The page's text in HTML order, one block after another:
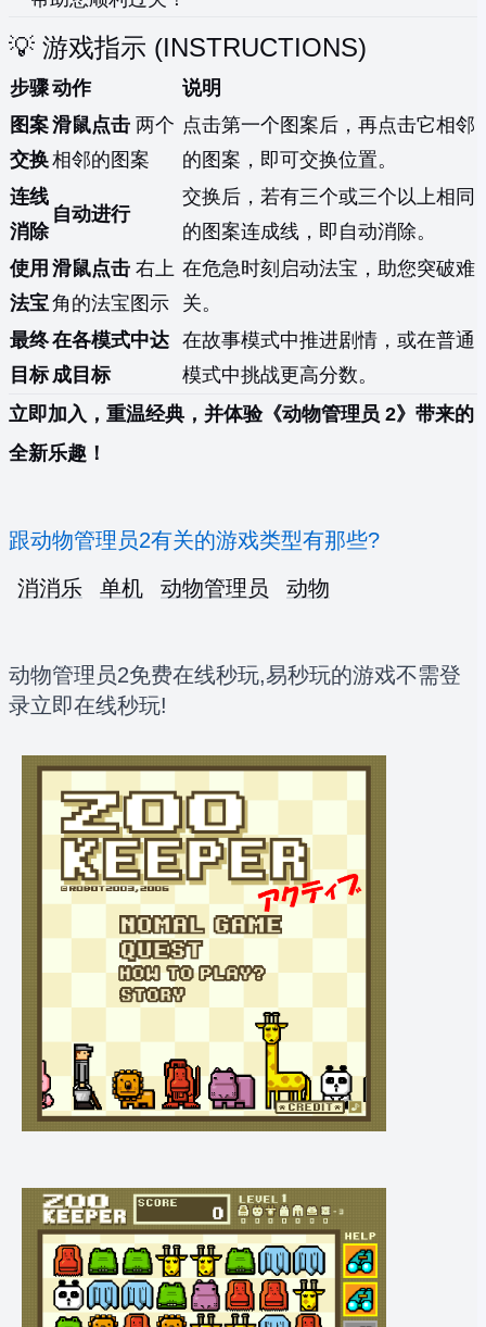
💡 游戏指示 (INSTRUCTIONS)
步骤动作
说明
图案
交换
滑鼠点击 两个
相邻的图案
点击第一个图案后，再点击它相邻
的图案，即可交换位置。
连线
消除
自动进行
交换后，若有三个或三个以上相同
的图案连成线，即自动消除。
使用
法宝
滑鼠点击 右上
角的法宝图示
在危急时刻启动法宝，助您突破难
关。
最终
目标
在各模式中达
成目标
在故事模式中推进剧情，或在普通
模式中挑战更高分数。
立即加入，重温经典，并体验《动物管理员 2》带来的
全新乐趣！
跟动物管理员2有关的游戏类型有那些?
消消乐
单机 动物管理员 动物
动物管理员2免费在线秒玩,易秒玩的游戏不需登
录立即在线秒玩!